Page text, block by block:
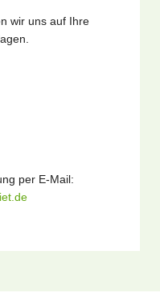
wir uns auf Ihre
per E-Mail: